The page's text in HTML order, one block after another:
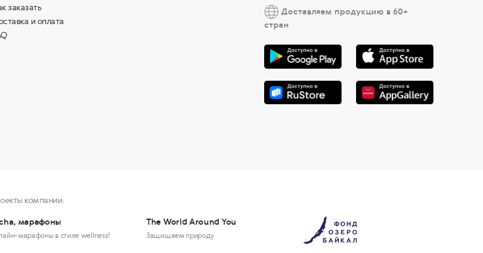
заказать
и оплата
Доставляем продукцию в 60+
стран
компании:
марафоны
марафоны в стиле wellness!
The World Around You
Защищаем природу